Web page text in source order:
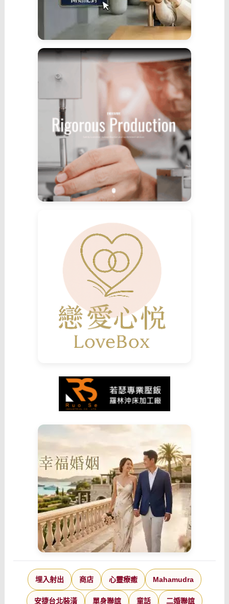
埋入射出 商店 心靈療癒 Mahamudra
安捷台北裝潢 單身聯誼 童話 二婚聯誼